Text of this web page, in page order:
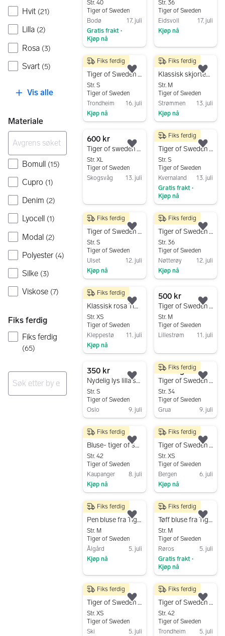
Hvit (21)
Lilla (2)
Rosa (3)
Svart (5)
Vis alle
Materiale
Bomull (15)
Cupro (1)
Denim (2)
Lyocell (1)
Modal (2)
Polyester (4)
Silke (3)
Viskose (7)
Fiks ferdig
Fiks ferdig
(65)
Str. 40
Tiger of Sweden
Bodø
17. juli
Gratis frakt •
Kjøp nå
Str. 36
Tiger of Sweden
Eidsvoll
17. juli
Kjøp nå
Gå til annonsen
400 kr
Tiger of Sweden skjorte dame str 38
Str. S
Tiger of Sweden
Trondheim
16. juli
Kjøp nå
Fiks ferdig
Legg til som favoritt.
700 kr
Klassisk skjortekrage Tiger of Sweden
Str. M
Tiger of Sweden
Strømmen
13. juli
Kjøp nå
Fiks ferdig
600 kr
Tiger of sweden skjorte bluse kremfarget tigermønster
Str. XL
Tiger of Sweden
Skogsvåg
13. juli
Legg til som favoritt.
300 kr
Tiger of Sweden bluse dame S grønn modal
Str. S
Tiger of Sweden
Kvernaland
13. juli
Gratis frakt •
Kjøp nå
Fiks ferdig
500 kr
Tiger of Sweden Kinna Denim skjorte (overshirt) blå S dame/unisex
Str. S
Tiger of Sweden
Ulset
12. juli
Kjøp nå
Fiks ferdig
Legg til som favoritt.
399 kr
Tiger of Sweden skjorte str 36 flerfarget bomull dame
Str. 36
Tiger of Sweden
Nøtterøy
12. juli
Kjøp nå
Fiks ferdig
300 kr
Klassisk rosa Tiger of Sweden skjorte, Jolastret, str. 34
Str. XS
Tiger of Sweden
Kleppestø
11. juli
Kjøp nå
Fiks ferdig
Legg til som favoritt.
500 kr
Tiger of Sweden Skjorte Svart M Dame
Str. M
Tiger of Sweden
Lillestrøm
11. juli
350 kr
Nydelig lys lilla skjorte fra Tiger of Sweden str. 36
Str. S
Tiger of Sweden
Oslo
9. juli
Legg til som favoritt.
Til salgs
Tiger of Sweden skjorte str 34
Str. 34
Tiger of Sweden
Grua
9. juli
Fiks ferdig
150 kr
Bluse- tiger of sweden
Str. 42
Tiger of Sweden
Kaupanger
8. juli
Kjøp nå
Fiks ferdig
Legg til som favoritt.
450 kr
Tiger of Sweden bluse
Str. XS
Tiger of Sweden
Bergen
6. juli
Kjøp nå
Fiks ferdig
149 kr
Pen bluse fra Tiger of sweden
Str. M
Tiger of Sweden
Ålgård
5. juli
Kjøp nå
Fiks ferdig
Legg til som favoritt.
Gå til annonsen
350 kr
Tøff bluse fra Tiger of Sweden
Str. M
Tiger of Sweden
Røros
5. juli
Gratis frakt •
Kjøp nå
Fiks ferdig
190 kr
Tiger of Sweden skjorte XS
Str. XS
Tiger of Sweden
Ski
5. juli
Fiks ferdig
Legg til som favoritt.
850 kr
Tiger of Sweden hvit skjorte dame str 42 bomull
Str. 42
Tiger of Sweden
Trondheim
5. juli
Fiks ferdig